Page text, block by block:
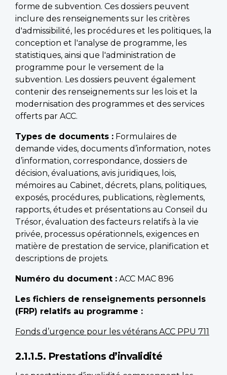
forme de subvention. Ces dossiers peuvent
inclure des renseignements sur les critères
d'admissibilité, les procédures et les politiques, la
conception et l'analyse de programme, les
statistiques, ainsi que l'administration de
programme pour le versement de la
subvention. Les dossiers peuvent également
contenir des renseignements sur les lois et la
modernisation des programmes et des services
offerts par ACC.
Types de documents : Formulaires de
demande vides, documents d’information, notes
d’information, correspondance, dossiers de
décision, évaluations, avis juridiques, lois,
mémoires au Cabinet, décrets, plans, politiques,
exposés, procédures, publications, règlements,
rapports, études et présentations au Conseil du
Trésor, évaluation des facteurs relatifs à la vie
privée, processus opérationnels, exigences en
matière de prestation de service, planification et
descriptions de projets.
Numéro du document : ACC MAC 896
Les fichiers de renseignements personnels
(FRP) relatifs au programme :
Fonds d’urgence pour les vétérans ACC PPU 711
2.1.1.5. Prestations d’invalidité